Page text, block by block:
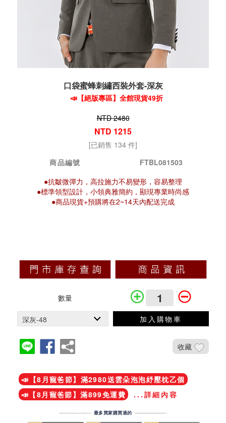
口袋蜜蜂刺繡西裝外套-深灰
📣【絕版專區】全館現貨49折
NTD 2480
NTD 1215
[已銷售 134 件]
商品編號
FTBL081503
●抗皺微彈力，高拉施力不易變形，容易整理
●標準領型設計，小領典雅簡約，顯現專業時尚感
●商品現貨+預購將在2~14天內配送完成
數量
加入購物車
收藏
📣【8月寵爸節】滿2980送雲朵泡泡紓壓枕乙個
📣【8月寵爸節】滿899免運費
...詳細內容